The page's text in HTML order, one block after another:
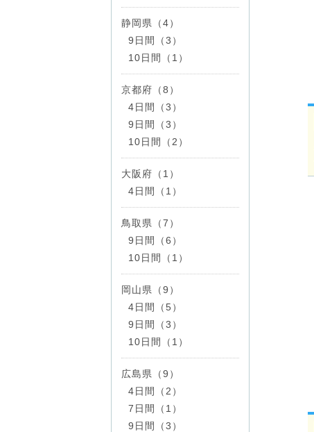
静岡県（4）
9日間（3）
10日間（1）
京都府（8）
4日間（3）
9日間（3）
10日間（2）
大阪府（1）
4日間（1）
鳥取県（7）
9日間（6）
10日間（1）
岡山県（9）
4日間（5）
9日間（3）
10日間（1）
広島県（9）
4日間（2）
7日間（1）
9日間（3）